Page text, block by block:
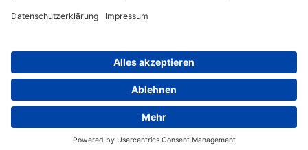
Zahlungsarten
Leopoldstr. 4, 95615 Marktredwitz • Tel.: +49 (0)9231 4198 • Fax: +49
(0)9231 4199 • E-Mail:kontakt@heintges-system.de
© Heintges Lehr- und Lernsystem GmbH
Theme & Design by Snapstrg